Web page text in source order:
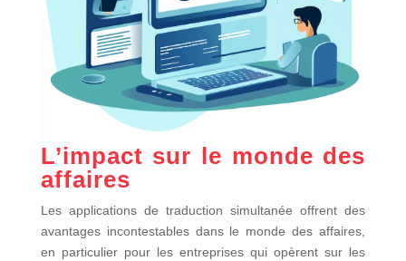
L’impact sur le monde des
affaires
Les applications de traduction simultanée offrent des
avantages incontestables dans le monde des affaires,
en particulier pour les entreprises qui opèrent sur les